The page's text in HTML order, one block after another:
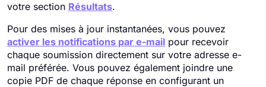
votre section Résultats.
Pour des mises à jour instantanées, vous pouvez
activer les notifications par e-mail pour recevoir
chaque soumission directement sur votre adresse e-
mail préférée. Vous pouvez également joindre une
copie PDF de chaque réponse en configurant un